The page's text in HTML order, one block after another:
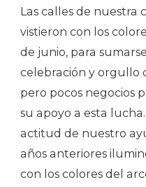
Las calles de nuestra
vistieron con los
de junio, para
celebración y orgullo
pero pocos negocios
su apoyo a esta
actitud de nuestro
años anteriores
con los colores del